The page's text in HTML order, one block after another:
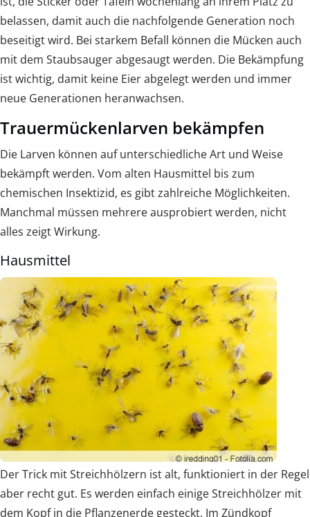
belassen, damit auch die nachfolgende Generation noch
beseitigt wird. Bei starkem Befall können die Mücken auch
mit dem Staubsauger abgesaugt werden. Die Bekämpfung
ist wichtig, damit keine Eier abgelegt werden und immer
neue Generationen heranwachsen.
Trauermückenlarven bekämpfen
Die Larven können auf unterschiedliche Art und Weise
bekämpft werden. Vom alten Hausmittel bis zum
chemischen Insektizid, es gibt zahlreiche Möglichkeiten.
Manchmal müssen mehrere ausprobiert werden, nicht
alles zeigt Wirkung.
Hausmittel
Der Trick mit Streichhölzern ist alt, funktioniert in der Regel
aber recht gut. Es werden einfach einige Streichhölzer mit
dem Kopf in die Pflanzenerde gesteckt. Im Zündkopf